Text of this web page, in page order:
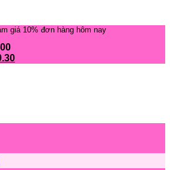
giá 10% đơn hàng hôm nay